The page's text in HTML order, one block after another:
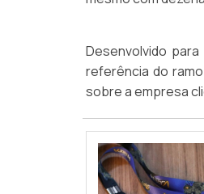
Desenvolvido
referência do
sobre a empresa